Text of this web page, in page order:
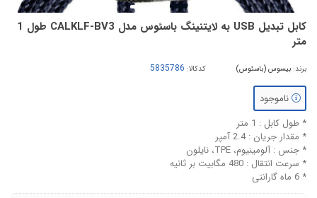
کابل تبدیل USB به لایتنینگ باسئوس مدل CALKLF-BV3 طول 1
متر
برند: بیسوس (باسئوس) کدکالا:
ناموجود
* طول کابل : 1 متر
* مقدار جریان : 2.4 آمپر
* جنس : آلومینیوم، TPE، نایلون
* سرعت انتقال : 480 مگابیت بر ثانیه
* 6 ماه گارانتی